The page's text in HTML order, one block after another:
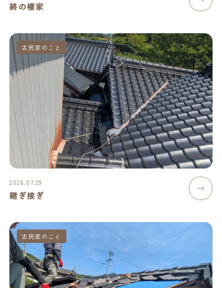
終の棲家
古民家のこと
2026.07.29
継ぎ接ぎ
古民家のこと